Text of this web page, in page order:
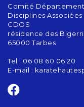
Comité
Disciplines Associées
CDOS
résidence des
65000 Tarbes
Tel : 06 08 60 06 20
E-mail :